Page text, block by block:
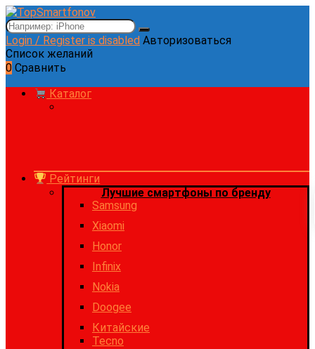
Login / Register is disabled Авторизоваться
Список желаний
0 Сравнить
Каталог
Рейтинги
Лучшие смартфоны по бренду
Samsung
Xiaomi
Honor
Infinix
Nokia
Doogee
Китайские
Tecno